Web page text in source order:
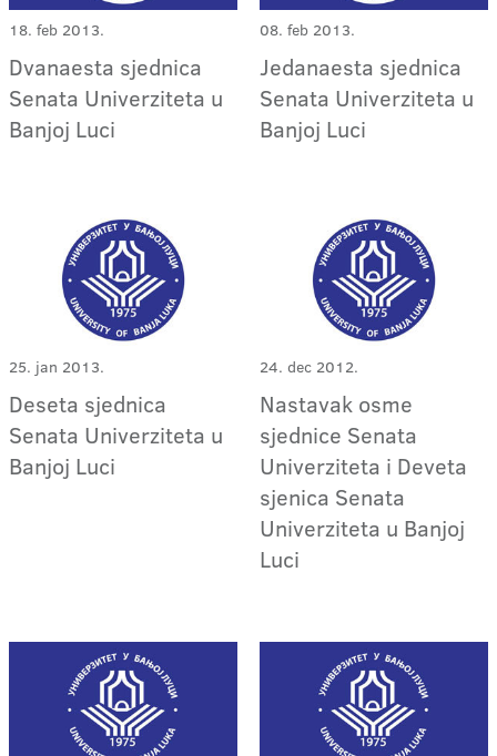
18. feb 2013.
Dvanaesta sjednica
Senata Univerziteta u
Banjoj Luci
08. feb 2013.
Jedanaesta sjednica
Senata Univerziteta u
Banjoj Luci
25. jan 2013.
Deseta sjednica
Senata Univerziteta u
Banjoj Luci
24. dec 2012.
Nastavak osme
sjednice Senata
Univerziteta i Deveta
sjenica Senata
Univerziteta u Banjoj
Luci